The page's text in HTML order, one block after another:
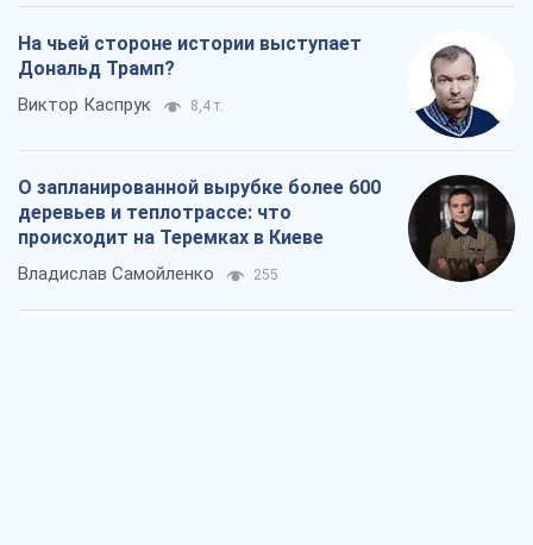
На чьей стороне истории выступает
Дональд Трамп?
Виктор Каспрук 8,4 т.
О запланированной вырубке более 600
деревьев и теплотрассе: что
происходит на Теремках в Киеве
Владислав Самойленко 255